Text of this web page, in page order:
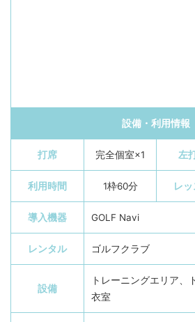
設備・利用情報
打席 完全個室×1 左
利用時間 1枠60分 レ
導入機器 GOLF Navi
レンタル ゴルフクラブ
設備
トレーニングエリア、
衣室